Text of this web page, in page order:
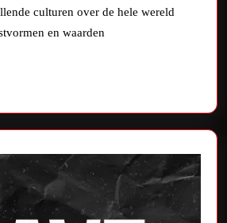
culturen over de hele wereld
en waarden